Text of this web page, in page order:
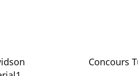
Concours